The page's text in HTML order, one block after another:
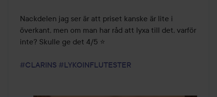
Nackdelen jag ser är att priset kanske är lite i
överkant, men om man har råd att lyxa till det, varför
inte? Skulle ge det 4/5 ⭐️
#CLARINS #LYKOINFLUTESTER